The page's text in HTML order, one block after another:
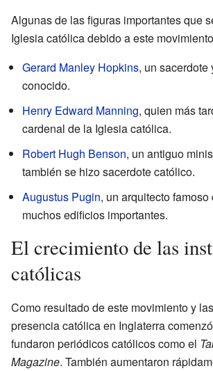
Algunas de las figuras importantes que
Iglesia católica debido a este
Gerard Manley Hopkins, un sacerdote
conocido.
Henry Edward Manning, quien más
cardenal de la Iglesia católica.
Robert Hugh Benson, un antiguo
también se hizo sacerdote católico.
Augustus Pugin, un arquitecto
muchos edificios importantes.
El crecimiento de las
católicas
Como resultado de este movimiento y
presencia católica en Inglaterra
fundaron periódicos católicos como el
Magazine. También aumentaron